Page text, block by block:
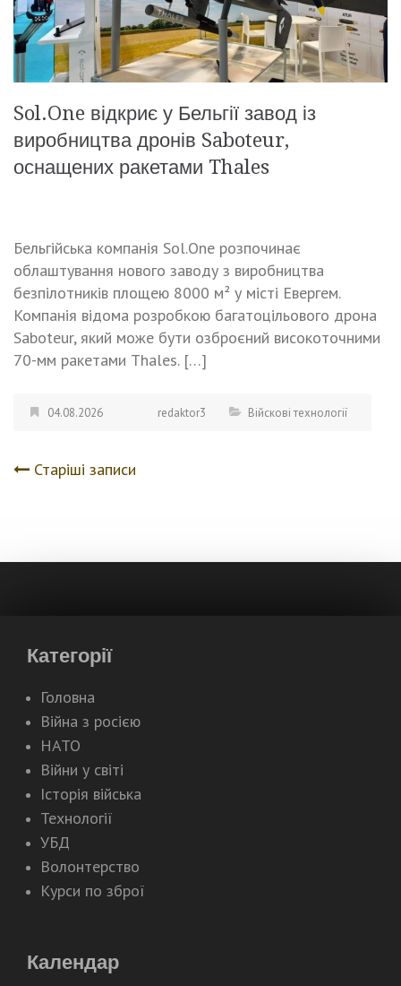
Sol.One відкриє у Бельгії завод із
виробництва дронів Saboteur,
оснащених ракетами Thales
Бельгійська компанія Sol.One розпочинає
облаштування нового заводу з виробництва
безпілотників площею 8000 м² у місті Евергем.
Компанія відома розробкою багатоцільового дрона
Saboteur, який може бути озброєний високоточними
70-мм ракетами Thales. […]
04.08.2026 redaktor3 Війскові технології
Навігація
Старіші записи
Категорії
Головна
Війна з росією
НАТО
Війни у світі
Історія війська
Технології
УБД
Волонтерство
Курси по зброї
Календар